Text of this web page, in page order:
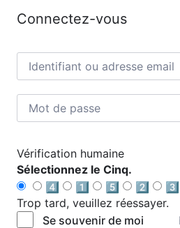
Connectez-vous
Vérification humaine
Sélectionnez le Cinq.
4️⃣
1️⃣ 5️⃣ 2️⃣
3️⃣
Trop tard, veuillez réessayer.
Se souvenir de moi